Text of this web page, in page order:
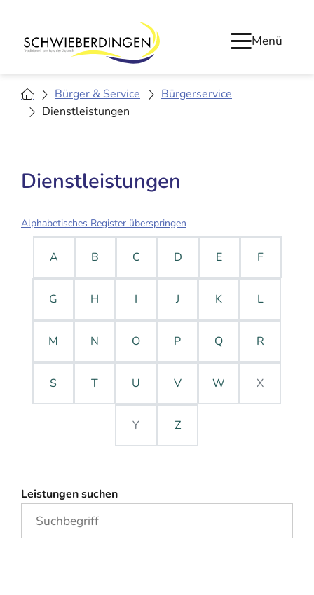
Menü
Bürger & Service
Bürgerservice
Dienstleistungen
Dienstleistungen
Alphabetisches Register überspringen
A B C D E F
G H I J K L
M N O P Q R
S T U V W X
Y Z
Leistungen suchen